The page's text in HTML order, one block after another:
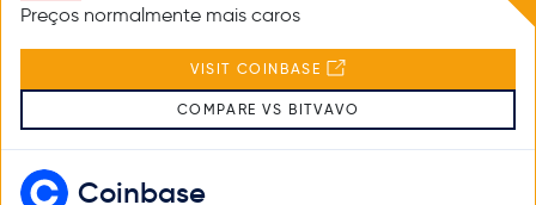
Coinbase
Preços normalmente mais caros
VISIT COINBASE
COMPARE VS BITVAVO